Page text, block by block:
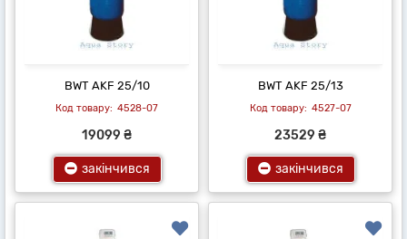
BWT AKF 25/10
4528-07
19099 ₴
закінчився
BWT AKF 25/13
4527-07
23529 ₴
закінчився